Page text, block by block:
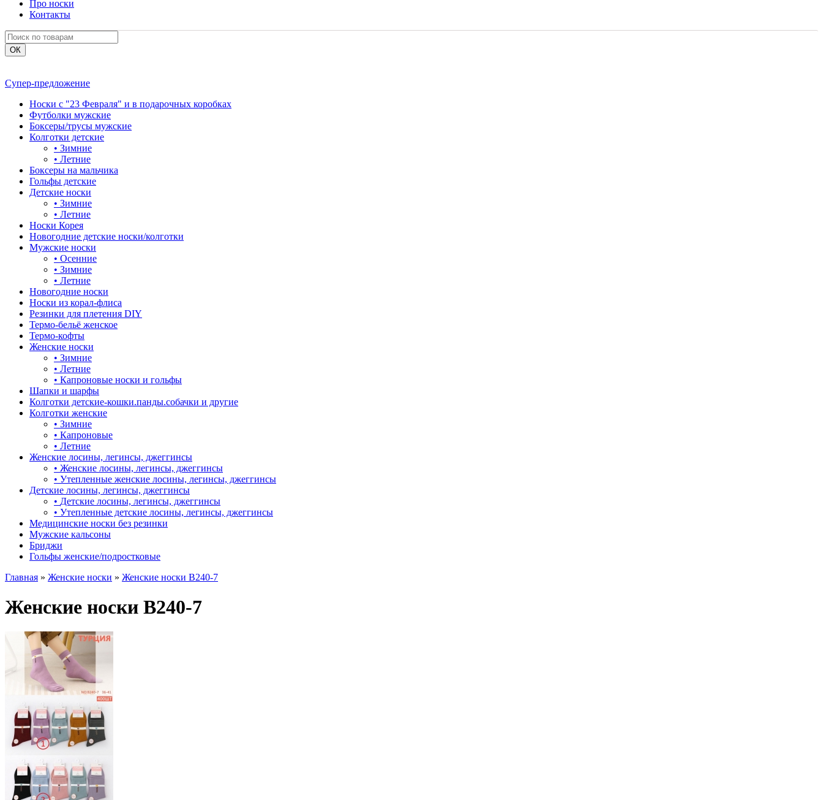
Про носки
Контакты
Супер-предложение
Носки с "23 Февраля" и в подарочных коробках
Футболки мужские
Боксеры/трусы мужские
Колготки детские
• Зимние
• Летние
Боксеры на мальчика
Гольфы детские
Детские носки
• Зимние
• Летние
Носки Корея
Новогодние детские носки/колготки
Мужские носки
• Осенние
• Зимние
• Летние
Новогодние носки
Носки из корал-флиса
Резинки для плетения DIY
Термо-бельё женское
Термо-кофты
Женские носки
• Зимние
• Летние
• Капроновые носки и гольфы
Шапки и шарфы
Колготки детские-кошки.панды.собачки и другие
Колготки женские
• Зимние
• Капроновые
• Летние
Женские лосины, легинсы, джеггинсы
• Женские лосины, легинсы, джеггинсы
• Утепленные женские лосины, легинсы, джеггинсы
Детские лосины, легинсы, джеггинсы
• Детские лосины, легинсы, джеггинсы
• Утепленные детские лосины, легинсы, джеггинсы
Медицинские носки без резинки
Мужские кальсоны
Бриджи
Гольфы женские/подростковые
Главная » Женские носки » Женские носки B240-7
Женские носки B240-7